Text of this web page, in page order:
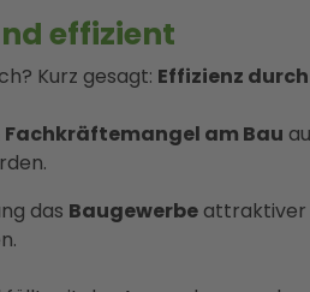
effizient
Kurz gesagt: Effizienz
Fachkräftemangel am Bau
das Baugewerbe attraktiver